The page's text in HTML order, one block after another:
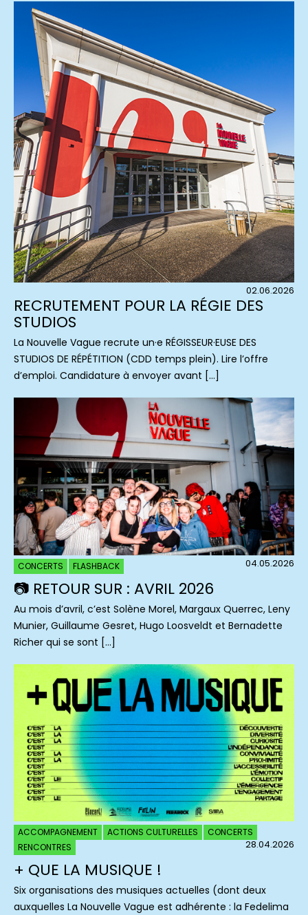
02.06.2026
RECRUTEMENT POUR LA RÉGIE DES
STUDIOS
La Nouvelle Vague recrute un·e RÉGISSEUR·EUSE DES
STUDIOS DE RÉPÉTITION (CDD temps plein). Lire l’offre
d’emploi. Candidature à envoyer avant […]
CONCERTS FLASHBACK 04.05.2026
📷 RETOUR SUR : AVRIL 2026
Au mois d’avril, c’est Solène Morel, Margaux Querrec, Leny
Munier, Guillaume Gesret, Hugo Loosveldt et Bernadette
Richer qui se sont […]
ACCOMPAGNEMENT ACTIONS CULTURELLES
CONCERTS
RENCONTRES
28.04.2026
+ QUE LA MUSIQUE !
Six organisations des musiques actuelles (dont deux
auxquelles La Nouvelle Vague est adhérente : la Fedelima